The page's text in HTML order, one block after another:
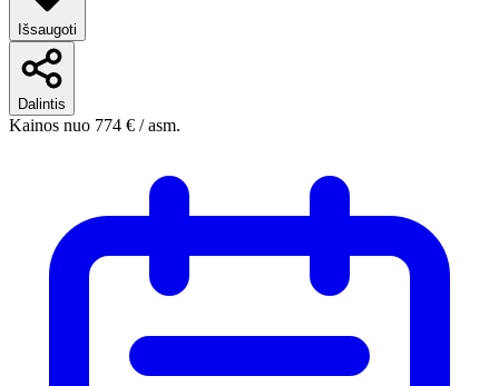
Išsaugoti
Dalintis
Kainos nuo 774 € / asm.